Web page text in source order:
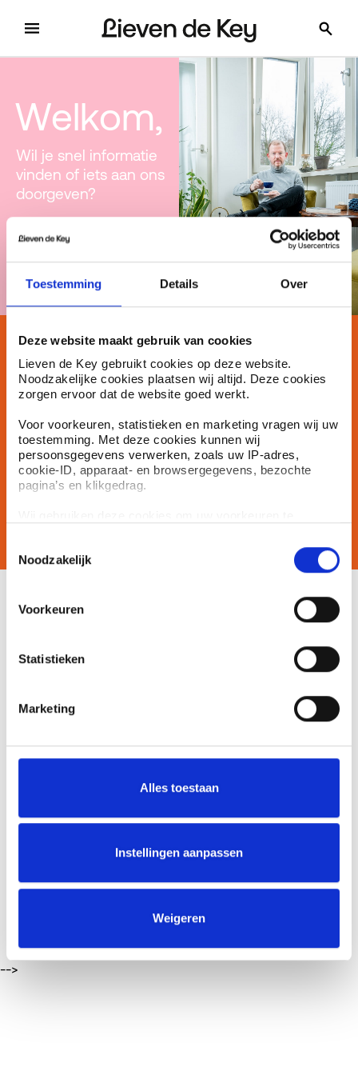
Toestemming Details Over
Deze website maakt gebruik van cookies
Lieven de Key gebruikt cookies op deze website.
Noodzakelijke cookies plaatsen wij altijd. Deze cookies
zorgen ervoor dat de website goed werkt.
Voor voorkeuren, statistieken en marketing vragen wij uw
toestemming. Met deze cookies kunnen wij
persoonsgegevens verwerken, zoals uw IP-adres,
cookie-ID, apparaat- en browsergegevens, bezochte
pagina’s en klikgedrag.
Marketingcookies gebruiken wij alleen als deze
U kunt uw toestemming altijd intrekken of aanpassen via
het cookie-icoon links onderaan de website. Lees meer in
kunnen ontvangen en verwerken.
Noodzakelijk
Voorkeuren
Statistieken
Marketing
Alles toestaan
Instellingen aanpassen
Weigeren
Welkom,
Wil je snel informatie
vinden of iets aan ons
doorgeven?
Reparatie melden
Woning zoeken
Snel regelen
Vind antwoord op je vraag en breng je zaken rondom
huren en wonen op orde.
Betaaloverzicht bekijken
Tip, klacht of vraag doorgeven
Meer weten over
Huuraanpassing 2026
Gegevens bekijken
Documenten bekijken
Huurprijs bekijken
Problemen met de buren oplossen
Tips om energie te besparen
-->